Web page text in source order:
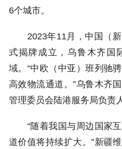
6个城市。
2023年11月，中国（新
式揭牌成立，乌鲁木齐国
域。“中欧（中亚）班列驰
高效物流通道。”乌鲁木齐
管理委员会陆港服务局负责
“随着我国与周边国家互
道价值将持续扩大。”新疆